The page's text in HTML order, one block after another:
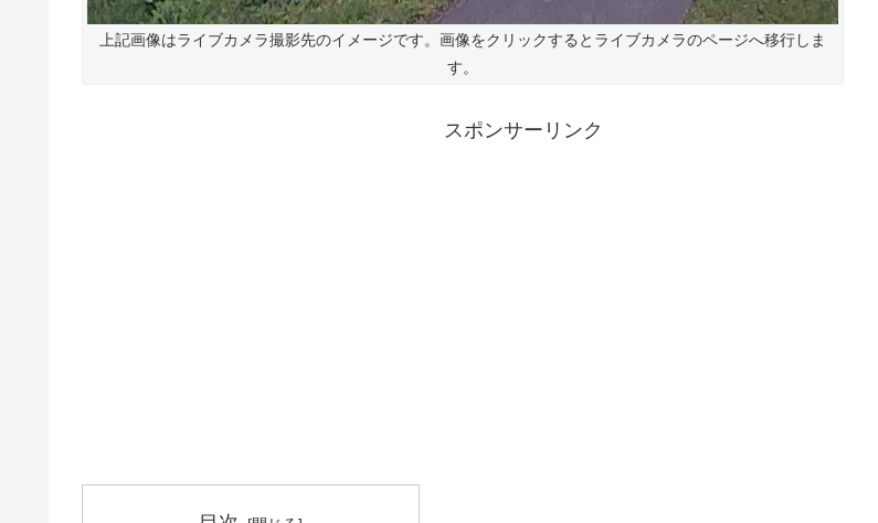
上記画像はライブカメラ撮影先のイメージです。画像をクリックするとライブカメラのページへ移行しま
す。
スポンサーリンク